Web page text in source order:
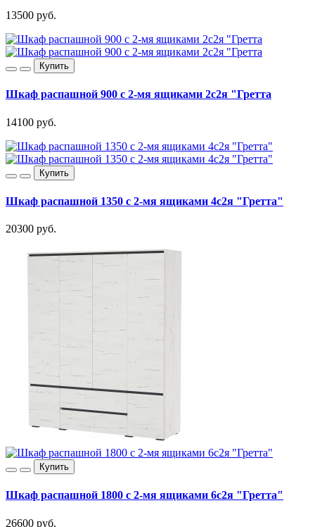
13500 руб.
Купить
Шкаф распашной 900 с 2-мя ящиками 2с2я "Гретта
14100 руб.
Купить
Шкаф распашной 1350 с 2-мя ящиками 4с2я "Гретта"
20300 руб.
Купить
Шкаф распашной 1800 с 2-мя ящиками 6с2я "Гретта"
26600 руб.